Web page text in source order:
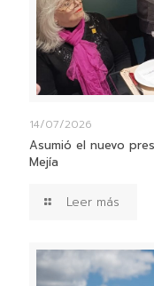
14/07/2026
Asumió el nuevo
Mejía
Leer más